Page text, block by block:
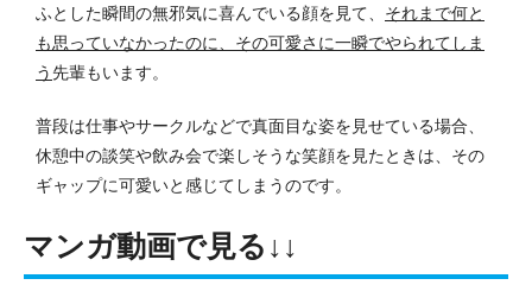
ふとした瞬間の無邪気に喜んでいる顔を見て、 それまで何と
も思っていなかったのに、その可愛さに一瞬でやられてしま
う先輩もいます。
普段は仕事やサークルなどで真面目な姿を見せている場合、
休憩中の談笑や飲み会で楽しそうな笑顔を見たときは、その
ギャップに可愛いと感じてしまうのです。
マンガ動画で見る↓↓